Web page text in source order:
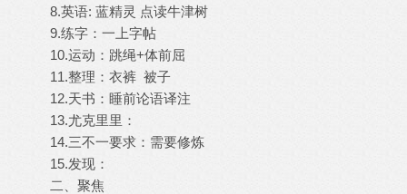
8.英语: 蓝精灵 点读牛津树
9.练字：一上字帖
10.运动：跳绳+体前屈
11.整理：衣裤 被子
12.天书：睡前论语译注
13.尤克里里：
14.三不一要求：需要修炼
15.发现：
二、聚焦